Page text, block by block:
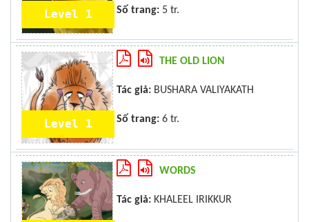
Level 1 Số trang: 5 tr.
Level 1
THE OLD LION
Tác giả: BUSHARA VALIYAKATH
Số trang: 6 tr.
WORDS
Tác giả: KHALEEL IRIKKUR